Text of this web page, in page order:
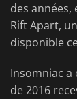
des années,
Rift Apart,
disponible
Insomniac a
de 2016